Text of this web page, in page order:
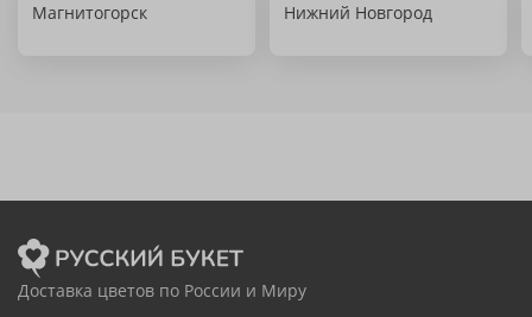
Магнитогорск Нижний Новгород
Доставка цветов по России и Миру